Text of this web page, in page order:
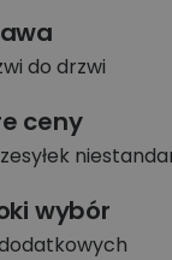
do drzwi
ceny
wybór
dodatkowych